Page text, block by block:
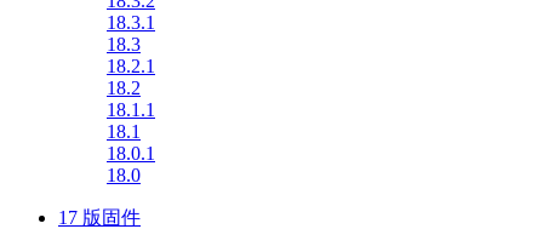
18.3.1
18.3
18.2.1
18.2
18.1.1
18.1
18.0.1
18.0
17 版固件